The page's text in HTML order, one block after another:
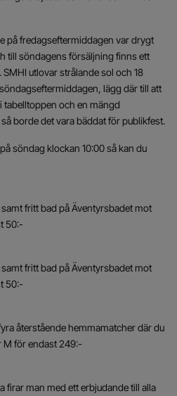
på fredagseftermiddagen var drygt
till söndagens försäljning finns ett
utlovar strålande sol och 18
lägg där till att
tabelltoppen och en mängd
borde det vara bäddat för publikfest.
söndag klockan 10:00 så kan du
fritt bad på Äventyrsbadet mot
50:-
fritt bad på Äventyrsbadet mot
50:-
återstående hemmamatcher där du
M för endast 249:-
firar man med ett erbjudande till alla